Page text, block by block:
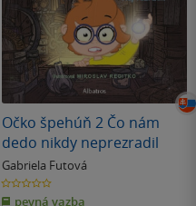
Očko špehúň 2 Čo nám
dedo nikdy neprezradil
Gabriela Futová
0.0
z
5 pevná vazba